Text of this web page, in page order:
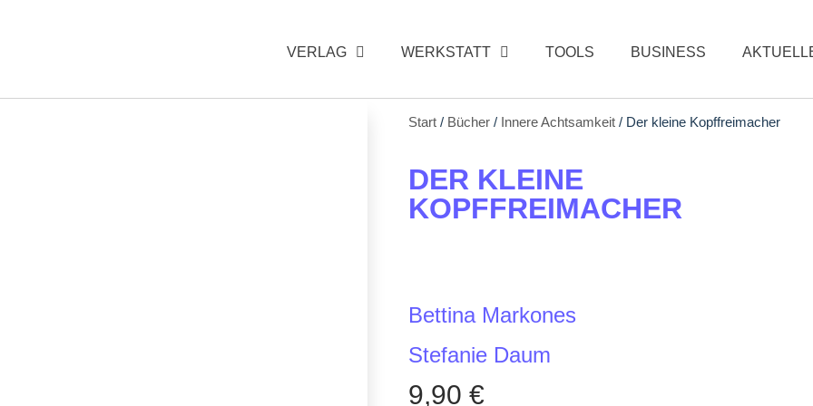
VERLAG WERKSTATT TOOLS BUSINESS
Start/ Bücher/ Innere Achtsamkeit/ Der kleine Kopffreimacher
DER KLEINE
KOPFFREIMACHER
Bettina Markones
Stefanie Daum
9,90 €